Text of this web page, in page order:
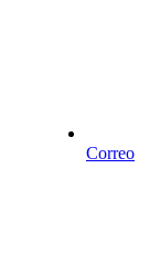
Correo